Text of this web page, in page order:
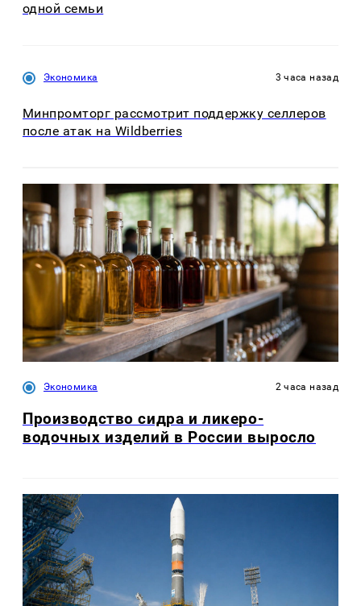
одной семьи
Экономика 3 часа назад
Минпромторг рассмотрит поддержку селлеров
после атак на Wildberries
Экономика 2 часа назад
Производство сидра и ликеро-
водочных изделий в России выросло